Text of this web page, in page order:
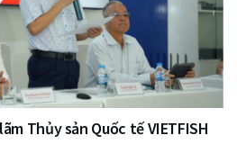
Thủy sản Quốc tế VIETFISH